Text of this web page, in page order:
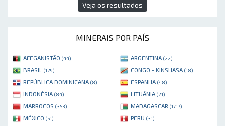
Veja os resultados
MINERAIS POR PAÍS
AFEGANISTÃO (44) ARGENTINA (22)
BRASIL (129) CONGO - KINSHASA (18)
REPÚBLICA DOMINICANA (8) ESPANHA (48)
INDONÉSIA (84) LITUÂNIA (21)
MARROCOS (353) MADAGASCAR (1717)
MÉXICO (51) PERU (31)